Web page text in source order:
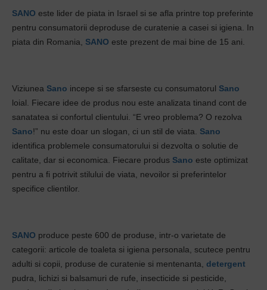
SANO este lider de piata in Israel si se afla printre top preferinte
pentru consumatorii deproduse de curatenie a casei si igiena. In
piata din Romania, SANO este prezent de mai bine de 15 ani.
Viziunea Sano incepe si se sfarseste cu consumatorul Sano
loial. Fiecare idee de produs nou este analizata tinand cont de
sanatatea si confortul clientului. “E vreo problema? O rezolva
Sano!” nu este doar un slogan, ci un stil de viata. Sano
identifica problemele consumatorului si dezvolta o solutie de
calitate, dar si economica. Fiecare produs Sano este optimizat
pentru a fi potrivit stilului de viata, nevoilor si preferintelor
specifice clientilor.
SANO produce peste 600 de produse, intr-o varietate de
categorii: articole de toaleta si igiena personala, scutece pentru
adulti si copii, produse de curatenie si mentenanta, detergent
pudra, lichizi si balsamuri de rufe, insecticide si pesticide,